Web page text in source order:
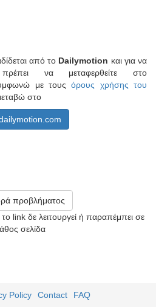
από το Dailymotion και για να
να μεταφερθείτε στο
με τουςόρους χρήσης του
στο
προβλήματος
link δε λειτουργεί ή παραπέμπει σε
σελίδα
Policy Contact FAQ